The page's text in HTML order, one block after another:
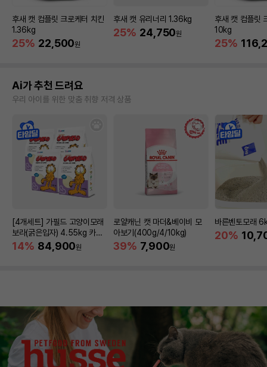
후새 캣 컴플릿 크로케터 치킨
1.36kg
25% 22,500원
후새 캣 유리너리 1.36kg
25% 24,750원
후새 캣 컴플릿
10kg
25%
Ai가 추천 드려요
우리 아이를 위한 맞춤 취향 저격 상품
[4개세트] 가필드 고양이모래
보라(굵은입자) 4.55kg 카사
바모래
14% 84,900원
로얄캐닌 캣 마더&베이비 모
아보기(400g/4/10kg)
39% 7,900원
바른벤토모래
20%